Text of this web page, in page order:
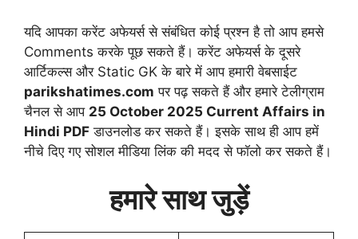
यदि आपका करेंट अफेयर्स से संबंधित कोई प्रश्न है तो आप हमसे
Comments करके पूछ सकते हैं। करेंट अफेयर्स के दूसरे
आर्टिकल्स और Static GK के बारे में आप हमारी वेबसाईट
parikshatimes.com पर पढ़ सकते हैं और हमारे टेलीग्राम
चैनल से आप 25 October 2025 Current Affairs in
Hindi PDF डाउनलोड कर सकते हैं। इसके साथ ही आप हमें
नीचे दिए गए सोशल मीडिया लिंक की मदद से फॉलो कर सकते हैं।
हमारे साथ जुड़ें